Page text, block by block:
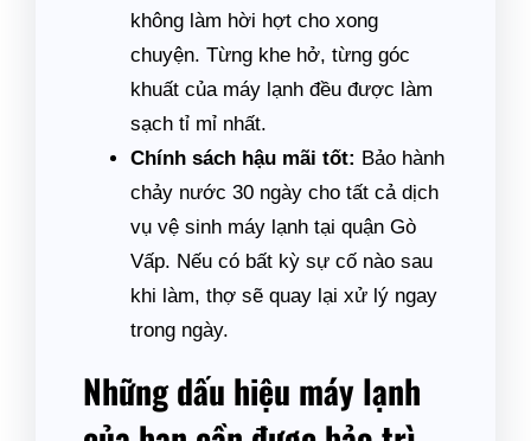
không làm hời hợt cho xong
chuyện. Từng khe hở, từng góc
khuất của máy lạnh đều được làm
sạch tỉ mỉ nhất.
Chính sách hậu mãi tốt: Bảo hành
chảy nước 30 ngày cho tất cả dịch
vụ vệ sinh máy lạnh tại quận Gò
Vấp. Nếu có bất kỳ sự cố nào sau
khi làm, thợ sẽ quay lại xử lý ngay
trong ngày.
Những dấu hiệu máy lạnh